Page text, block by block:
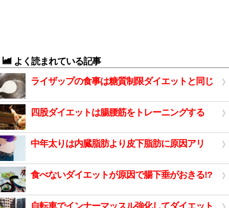
よく読まれている記事
ライザップの食事は糖質制限ダイエットと同じ
四股ダイエットは腸腰筋をトレーニングする
中年太りは内臓脂肪より皮下脂肪に原因アリ
食べないダイエットが原因で腸下垂がおきる!?
自転車でインナーマッスル強化してダイエット